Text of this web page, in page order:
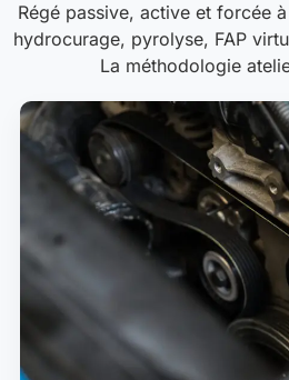
Régé passive, active et forcée
hydrocurage, pyrolyse, FAP
La méthodologie